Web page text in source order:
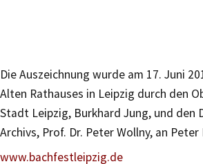
Die Auszeichnung wurde am 17. Juni
Alten Rathauses in Leipzig durch den
Stadt Leipzig, Burkhard Jung, und den
Archivs, Prof. Dr. Peter Wollny, an
www.bachfestleipzig.de